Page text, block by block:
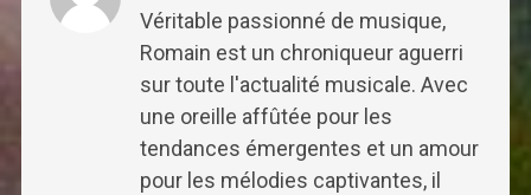
Véritable passionné de musique,
Romain est un chroniqueur aguerri
sur toute l'actualité musicale. Avec
une oreille affûtée pour les
tendances émergentes et un amour
pour les mélodies captivantes, il